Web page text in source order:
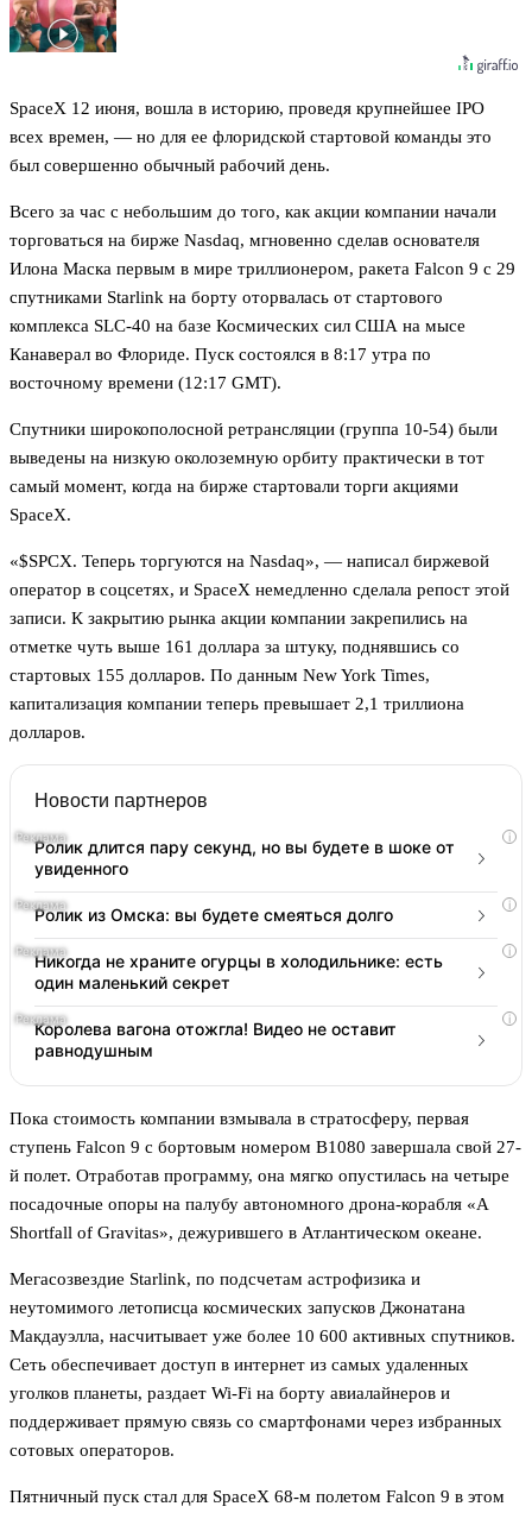
SpaceX 12 июня, вошла в историю, проведя крупнейшее IPO
всех времен, — но для ее флоридской стартовой команды это
был совершенно обычный рабочий день.
Всего за час с небольшим до того, как акции компании начали
торговаться на бирже Nasdaq, мгновенно сделав основателя
Илона Маска первым в мире триллионером, ракета Falcon 9 с 29
спутниками Starlink на борту оторвалась от стартового
комплекса SLC-40 на базе Космических сил США на мысе
Канаверал во Флориде. Пуск состоялся в 8:17 утра по
восточному времени (12:17 GMT).
Спутники широкополосной ретрансляции (группа 10-54) были
выведены на низкую околоземную орбиту практически в тот
самый момент, когда на бирже стартовали торги акциями
SpaceX.
«$SPCX. Теперь торгуются на Nasdaq», — написал биржевой
оператор в соцсетях, и SpaceX немедленно сделала репост этой
записи. К закрытию рынка акции компании закрепились на
отметке чуть выше 161 доллара за штуку, поднявшись со
стартовых 155 долларов. По данным New York Times,
капитализация компании теперь превышает 2,1 триллиона
долларов.
Новости партнеров
i
Ролик длится пару секунд, но вы будете в шоке от
увиденного
i
Ролик из Омска: вы будете смеяться долго
i
Никогда не храните огурцы в холодильнике: есть
один маленький секрет
i
Королева вагона отожгла! Видео не оставит
равнодушным
Пока стоимость компании взмывала в стратосферу, первая
ступень Falcon 9 с бортовым номером B1080 завершала свой 27-
й полет. Отработав программу, она мягко опустилась на четыре
посадочные опоры на палубу автономного дрона-корабля «A
Shortfall of Gravitas», дежурившего в Атлантическом океане.
Мегасозвездие Starlink, по подсчетам астрофизика и
неутомимого летописца космических запусков Джонатана
Макдауэлла, насчитывает уже более 10 600 активных спутников.
Сеть обеспечивает доступ в интернет из самых удаленных
уголков планеты, раздает Wi-Fi на борту авиалайнеров и
поддерживает прямую связь со смартфонами через избранных
сотовых операторов.
Пятничный пуск стал для SpaceX 68-м полетом Falcon 9 в этом